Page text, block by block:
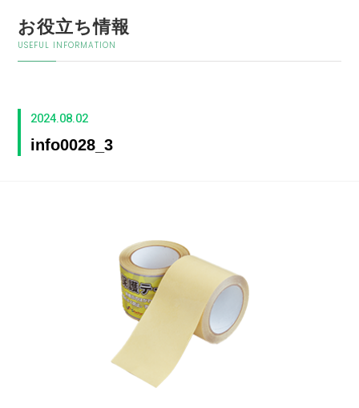
お役立ち情報
USEFUL INFORMATION
2024.08.02
info0028_3